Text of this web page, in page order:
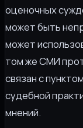
оценочных
может быть
может
том же СМИ
связан с
судебной
мнений.